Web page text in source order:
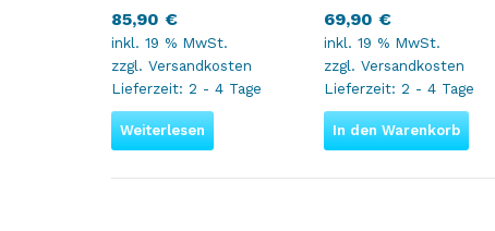
85,90 €
inkl. 19 % MwSt.
zzgl. Versandkosten
Lieferzeit: 2 - 4 Tage
Weiterlesen
69,90 €
inkl. 19 % MwSt.
zzgl. Versandkosten
Lieferzeit: 2 - 4 Tage
In den Warenkorb